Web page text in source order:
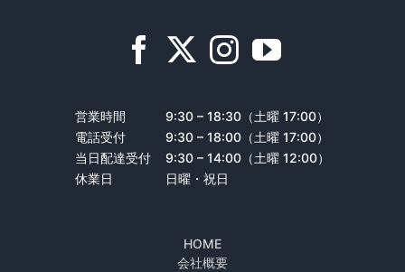
営業時間
9:30 – 18:30（土曜 17:00）
電話受付
9:30 – 18:00（土曜 17:00）
当日配達受付
9:30 – 14:00（土曜 12:00）
休業日
日曜・祝日
HOME
会社概要